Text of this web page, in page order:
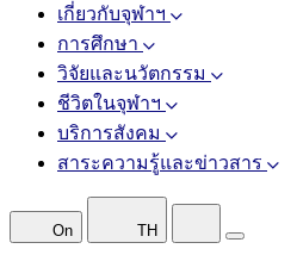
เกี่ยวกับจุฬาฯ
การศึกษา
วิจัยและนวัตกรรม
ชีวิตในจุฬาฯ
บริการสังคม
สาระความรู้และข่าวสาร
On TH